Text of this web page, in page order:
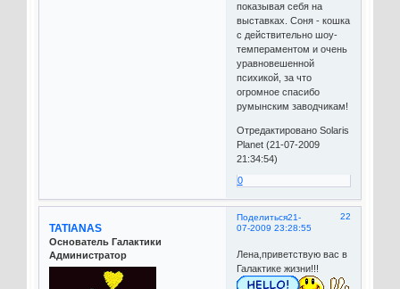
показывая себя на
выставках. Соня - кошка
с действительно шоу-
темпераментом и очень
уравновешенной
психикой, за что
огромное спасибо
румынским заводчикам!
Отредактировано Solaris
Planet (21-07-2009
21:34:54)
0
Поделиться 22
21-
07-2009 23:28:55
TATIANAS
Основатель Галактики
Администратор
Лена,приветствую вас в
Галактике жизни!!!